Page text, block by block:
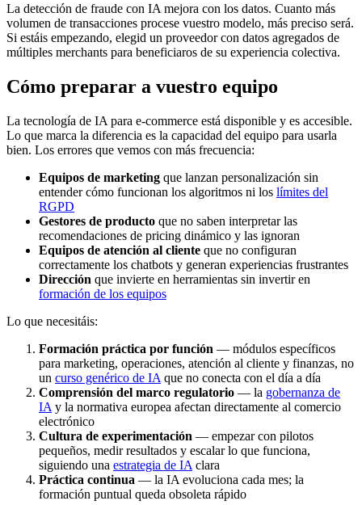
La detección de fraude con IA mejora con los datos. Cuanto más
volumen de transacciones procese vuestro modelo, más preciso será.
Si estáis empezando, elegid un proveedor con datos agregados de
múltiples merchants para beneficiaros de su experiencia colectiva.
Cómo preparar a vuestro equipo
La tecnología de IA para e-commerce está disponible y es accesible.
Lo que marca la diferencia es la capacidad del equipo para usarla
bien. Los errores que vemos con más frecuencia:
Equipos de marketing que lanzan personalización sin
entender cómo funcionan los algoritmos ni los límites del
RGPD
Gestores de producto que no saben interpretar las
recomendaciones de pricing dinámico y las ignoran
Equipos de atención al cliente que no configuran
correctamente los chatbots y generan experiencias frustrantes
Dirección que invierte en herramientas sin invertir en
formación de los equipos
Lo que necesitáis:
Formación práctica por función — módulos específicos
para marketing, operaciones, atención al cliente y finanzas, no
un curso genérico de IA que no conecta con el día a día
Comprensión del marco regulatorio — la gobernanza de
IA y la normativa europea afectan directamente al comercio
electrónico
Cultura de experimentación — empezar con pilotos
pequeños, medir resultados y escalar lo que funciona,
siguiendo una estrategia de IA clara
Práctica continua — la IA evoluciona cada mes; la
formación puntual queda obsoleta rápido